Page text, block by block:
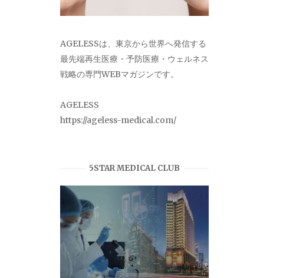
AGELESSは、東京から世界へ発信する
最先端再生医療・予防医療・ウェルネス
戦略の専門WEBマガジンです。
AGELESS
https://ageless-medical.com/
5STAR MEDICAL CLUB